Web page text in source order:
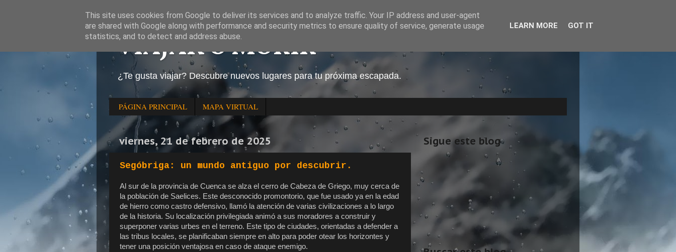
VIAJAR O MORIR
¿Te gusta viajar? Descubre nuevos lugares para tu próxima escapada.
PÁGINA PRINCIPAL MAPA VIRTUAL
viernes, 21 de febrero de 2025
Segóbriga: un mundo antiguo por descubrir.
Al sur de la provincia de Cuenca se alza el cerro de Cabeza de Griego, muy cerca de
la población de Saelices. Este desconocido promontorio, que fue usado ya en la edad
de hierro como castro defensivo, llamó la atención de varias civilizaciones a lo largo
de la historia. Su localización privilegiada animó a sus moradores a construir y
superponer varias urbes en el terreno. Este tipo de ciudades, orientadas a defender a
las tribus locales, se planificaban siempre en alto para poder otear los horizontes y
tener una posición ventajosa en caso de ataque enemigo.
Sigue este blog
This site uses cookies from Google to deliver its services and to analyze traffic. Your IP address and user-agent
are shared with Google along with performance and security metrics to ensure quality of service, generate usage
statistics, and to detect and address abuse.
LEARN MORE GOT IT